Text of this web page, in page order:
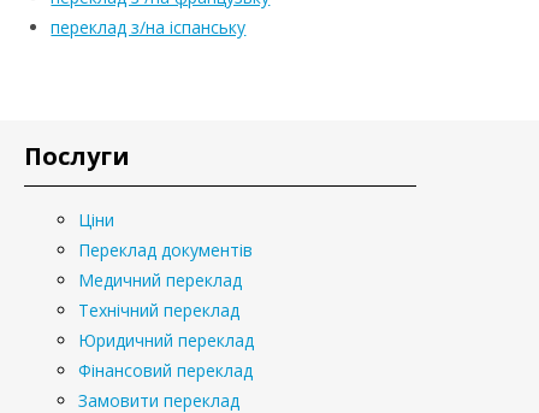
переклад з/на іспанську
Послуги
Ціни
Переклад документів
Медичний переклад
Технічний переклад
Юридичний переклад
Фінансовий переклад
Замовити переклад